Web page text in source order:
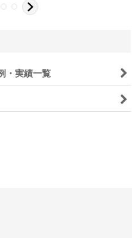
・実績一覧